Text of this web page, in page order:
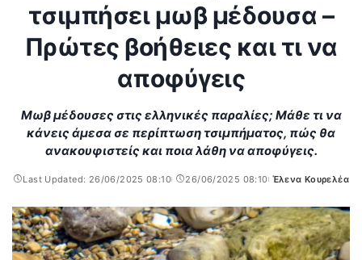
τσιμπήσει μωβ μέδουσα –
Πρώτες βοήθειες και τι να
αποφύγεις
Μωβ μέδουσες στις ελληνικές παραλίες; Μάθε τι να
κάνεις άμεσα σε περίπτωση τσιμπήματος, πώς θα
ανακουφιστείς και ποια λάθη να αποφύγεις.
Last Updated: 26/06/2025 08:10 26/06/2025 08:10
Posted
Έλενα Κουρελέα